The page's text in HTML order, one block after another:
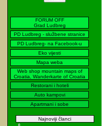
FORUM OFF
Grad Ludbreg
PD Ludbreg - službene stranice
PD Ludbreg- na Facebook-u
Eko vijesti
Mapa weba
Web shop mountain maps of
Croatia, Wanderkarte of Croatia
Restorani i hoteli
Auto kampovi
Apartmani i sobe
Najnoviji članci